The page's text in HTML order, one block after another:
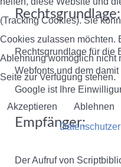
Rechtsgrundlage:
Rechtsgrundlage für die
Webfonts und dem
Google ist Ihre
Empfänger:
Der Aufruf von
(Tracking Cookies). Sie
Cookies zulassen möchten.
Ablehnung womöglich nicht
Seite zur Verfügung stehen.
Akzeptieren
Ablehnen